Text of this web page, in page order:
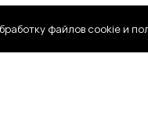
файлов cookie и